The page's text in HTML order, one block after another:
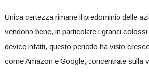
Unica certezza rimane il predominio delle
vendono bene, in particolare i grandi colossi
device infatti, questo periodo ha visto
come Amazon e Google, concentrate sulla